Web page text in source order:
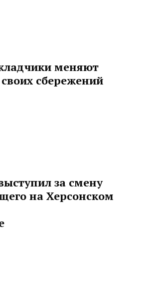
меняют
сбережений
за смену
на Херсонском